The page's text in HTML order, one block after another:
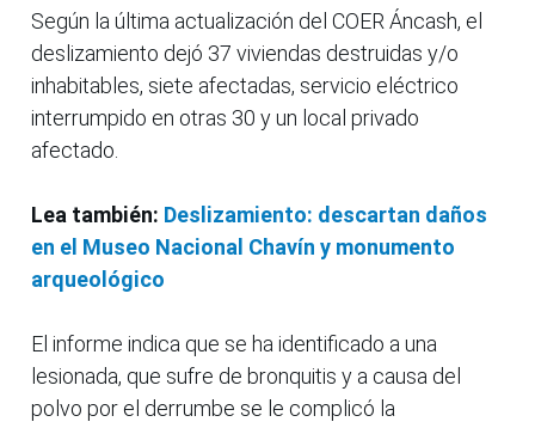
Según la última actualización del COER Áncash, el
deslizamiento dejó 37 viviendas destruidas y/o
inhabitables, siete afectadas, servicio eléctrico
interrumpido en otras 30 y un local privado
afectado.
Lea también: Deslizamiento: descartan daños
en el Museo Nacional Chavín y monumento
arqueológico
El informe indica que se ha identificado a una
lesionada, que sufre de bronquitis y a causa del
polvo por el derrumbe se le complicó la